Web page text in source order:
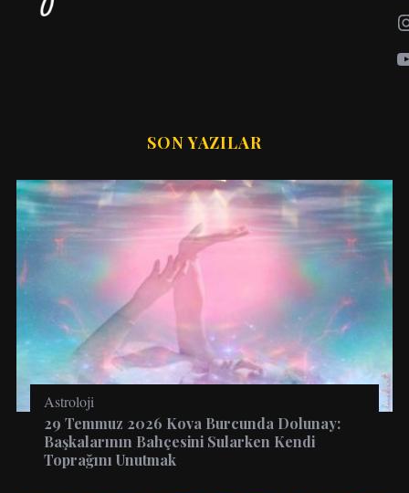
SON YAZILAR
Astroloji
29 Temmuz 2026 Kova Burcunda Dolunay:
Başkalarının Bahçesini Sularken Kendi
Toprağını Unutmak